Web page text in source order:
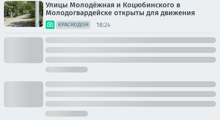
Улицы Молодёжная и Коцюбинского в
Молодогвардейске открыты для движения
КРАСНОДОН 18:24